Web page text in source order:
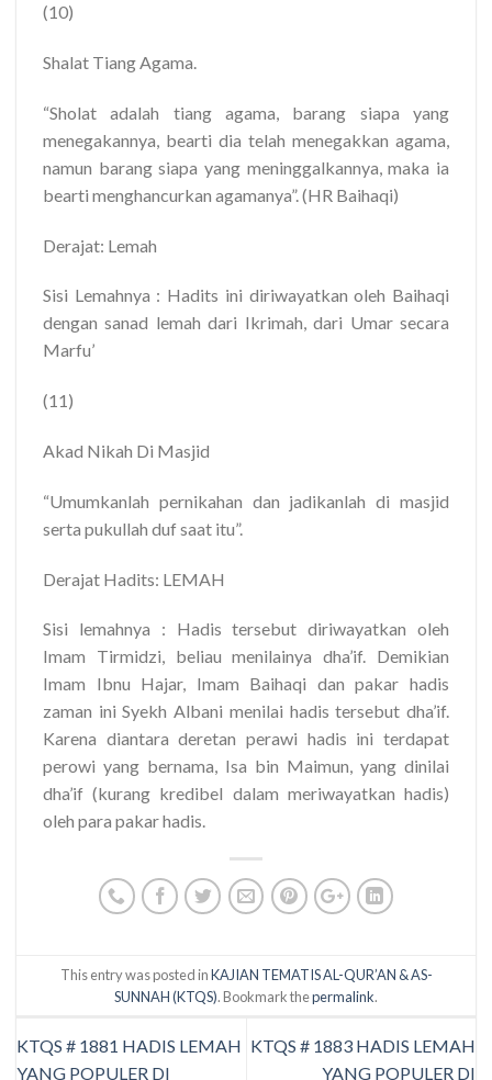
(10)
Shalat Tiang Agama.
“Sholat adalah tiang agama, barang siapa yang
menegakannya, bearti dia telah menegakkan agama,
namun barang siapa yang meninggalkannya, maka ia
bearti menghancurkan agamanya”. (HR Baihaqi)
Derajat: Lemah
Sisi Lemahnya : Hadits ini diriwayatkan oleh Baihaqi
dengan sanad lemah dari Ikrimah, dari Umar secara
Marfu’
(11)
Akad Nikah Di Masjid
“Umumkanlah pernikahan dan jadikanlah di masjid
serta pukullah duf saat itu”.
Derajat Hadits: LEMAH
Sisi lemahnya : Hadis tersebut diriwayatkan oleh
Imam Tirmidzi, beliau menilainya dha’if. Demikian
Imam Ibnu Hajar, Imam Baihaqi dan pakar hadis
zaman ini Syekh Albani menilai hadis tersebut dha’if.
Karena diantara deretan perawi hadis ini terdapat
perowi yang bernama, Isa bin Maimun, yang dinilai
dha’if (kurang kredibel dalam meriwayatkan hadis)
oleh para pakar hadis.
This entry was posted inKAJIAN TEMATIS AL-QUR’AN & AS-
SUNNAH (KTQS). Bookmark thepermalink.
KTQS # 1881 HADIS LEMAH
YANG POPULER DI
KTQS # 1883 HADIS LEMAH
YANG POPULER DI